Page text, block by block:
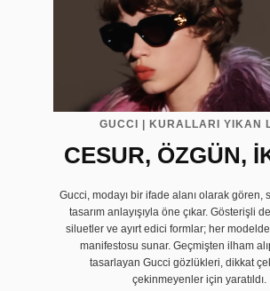
GUCCI | KURALLARI YIKAN
CESUR, ÖZGÜN,
Gucci, modayı bir ifade alanı olarak gören,
tasarım anlayışıyla öne çıkar. Gösterişli
siluetler ve ayırt edici formlar; her
manifestosu sunar. Geçmişten ilham
tasarlayan Gucci gözlükleri, dikkat
çekinmeyenler için yaratıldı.